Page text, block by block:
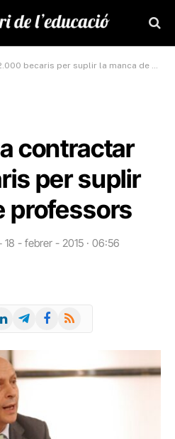
per suplir la manca de professors
contractar
per suplir
professors
18 - febrer - 2015 · 06:56
TelegramFacebook
RSS